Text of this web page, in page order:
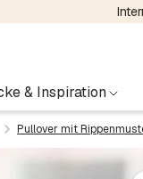
& Inspiration
Pullover mit